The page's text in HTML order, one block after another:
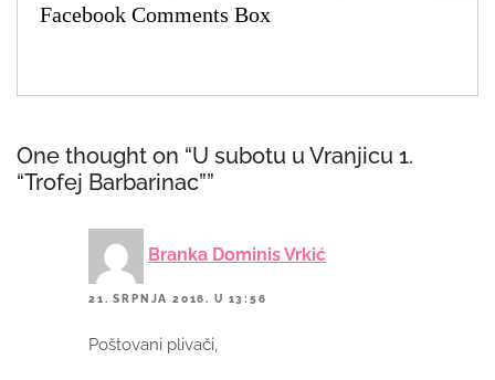
Facebook Comments Box
One thought on “U subotu u Vranjicu 1.
“Trofej Barbarinac””
Branka Dominis Vrkić
21. SRPNJA 2016. U 13:56
Poštovani plivači,